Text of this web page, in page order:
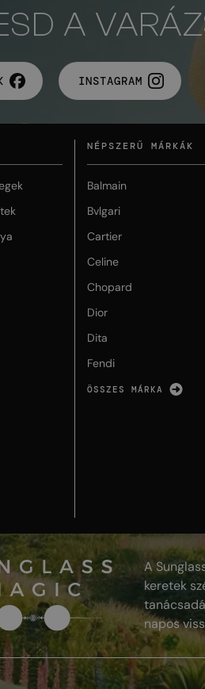
A
INSTAGRAM
NÉPSZERŰ MÁRKÁK
Balmain
Bvlgari
Cartier
Celine
Chopard
Dior
Dita
Fendi
ÖSSZES MÁRKA
A
keretek
napos